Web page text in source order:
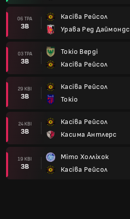
06 ТРА
ЗВ
Касіва Рейсол
Урава Ред Даймондс
03 ТРА
ЗВ
Токіо Верді
Касіва Рейсол
29 КВІ
ЗВ
Касіва Рейсол
Токіо
24 КВІ
ЗВ
Касіва Рейсол
Касима Антлерс
19 КВІ
ЗВ
Міто Холліхок
Касіва Рейсол